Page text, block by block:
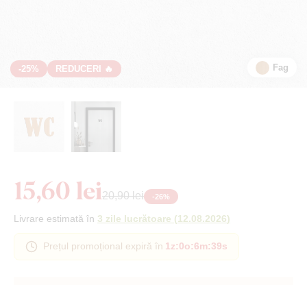
-25% REDUCERI 🔥 Fag
15,60 lei20,90 lei -26%
Livrare estimată în 3 zile lucrătoare (12.08.2026)
Prețul promoțional expiră în 1z:0o:6m:39s